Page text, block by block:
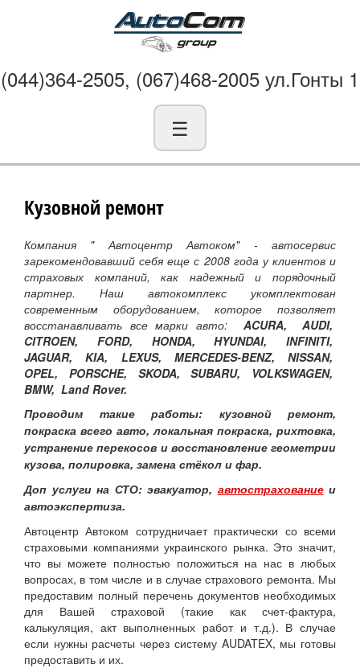
(044)364-2505, (067)468-2005 ул.Гонты 1
☰
Кузовной ремонт
Компания " Автоцентр Автоком" - автосервис
зарекомендовавший себя еще с 2008 года у клиентов и
страховых компаний, как надежный и порядочный
партнер. Наш автокомплекс укомплектован
современным оборудованием, которое позволяет
восстанавливать все марки авто:
ACURA, AUDI,
CITROEN, FORD, HONDA, HYUNDAI, INFINITI,
JAGUAR, KIA, LEXUS, MERCEDES-BENZ, NISSAN,
OPEL, PORSCHE, SKODA, SUBARU, VOLKSWAGEN,
BMW, Land Rover.
Проводим такие работы: кузовной ремонт,
покраска всего авто, локальная покраска, рихтовка,
устранение перекосов и восстановление геометрии
кузова, полировка, замена стёкол и фар.
Доп услуги на СТО: эвакуатор, автострахованиеи
автоэкспертиза.
Автоцентр Автоком сотрудничает практически со всеми
страховыми компаниями украинского рынка. Это значит,
что вы можете полностью положиться на нас в любых
вопросах, в том числе и в случае страхового ремонта. Мы
предоставим полный перечень документов необходимых
для Вашей страховой (такие как счет-фактура,
калькуляция, акт выполненных работ и т.д.). В случае
если нужны расчеты через систему AUDATEX, мы готовы
предоставить и их.